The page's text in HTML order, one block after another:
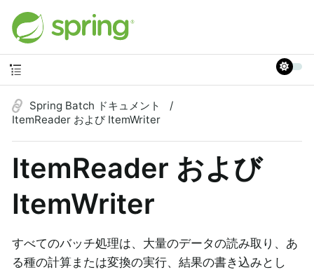
Spring Batch ドキュメント
ItemReader および ItemWriter
ItemReader および
ItemWriter
すべてのバッチ処理は、大量のデータの読み取り、あ
る種の計算または変換の実行、結果の書き込みとし